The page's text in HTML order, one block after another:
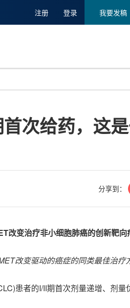
注册 登录 我要发稿
碳中和
娱乐时尚与艺术
新加坡
次给药，这
分享到：
改变治疗非小细胞肺癌的创新靶向
改变驱动的癌症的同类最佳治疗
患者的I/II期首次剂量递增、剂